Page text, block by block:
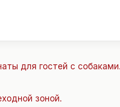
для гостей с собаками.
зоной.